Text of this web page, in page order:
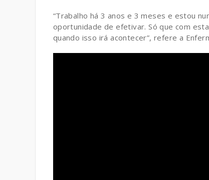
“Trabalho há 3 anos e 3 meses e estou
oportunidade de efetivar. Só que com
quando isso irá acontecer”, refere a